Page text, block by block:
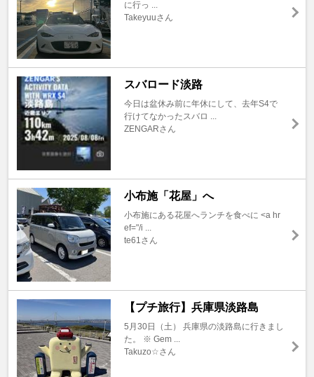
に行っ ...
Takeyuuさん
スバロード淡路
今日は盆休み前に年休にして、去年S4で
行けてなかったスバロ ...
ZENGARさん
小布施「花屋」へ
小布施にある花屋へランチを食べに <a hr
ef="/i ...
te61さん
【プチ旅行】兵庫県淡路島
5月30日（土） 兵庫県の淡路島に行きまし
た。 ※ Gem ...
Takuzo☆さん